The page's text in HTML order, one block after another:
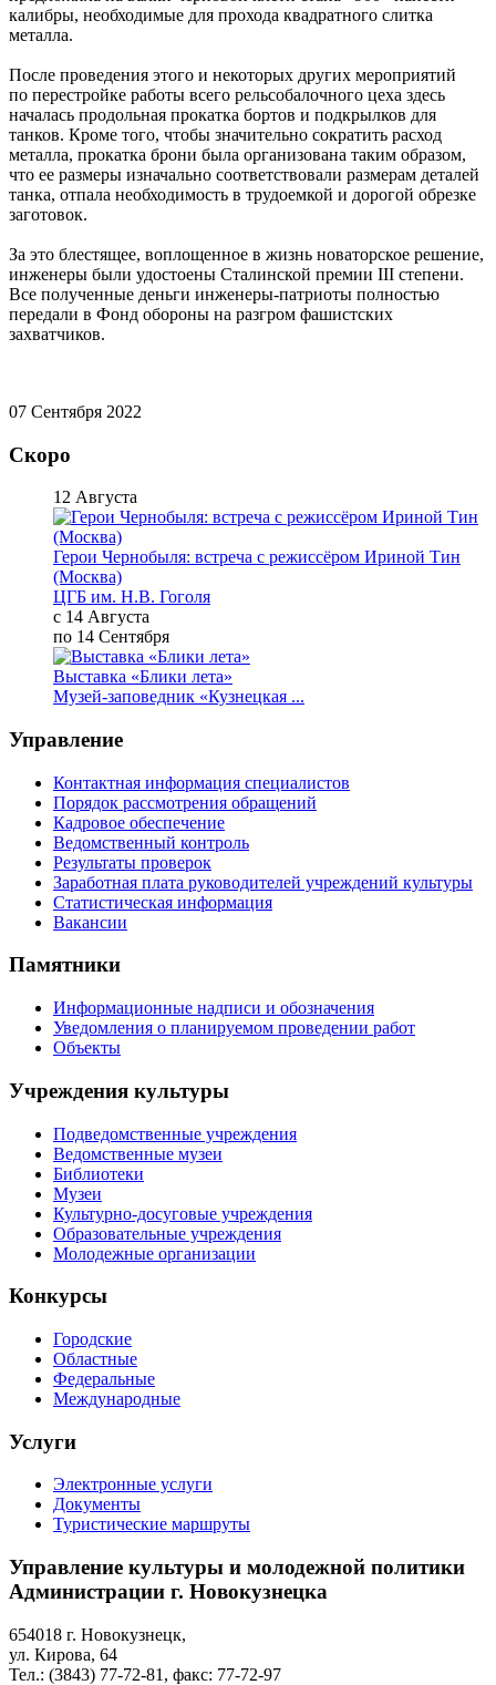
калибры, необходимые для прохода квадратного слитка
металла.
После проведения этого и некоторых других мероприятий
по перестройке работы всего рельсобалочного цеха здесь
началась продольная прокатка бортов и подкрылков для
танков. Кроме того, чтобы значительно сократить расход
металла, прокатка брони была организована таким образом,
что ее размеры изначально соответствовали размерам деталей
танка, отпала необходимость в трудоемкой и дорогой обрезке
заготовок.
За это блестящее, воплощенное в жизнь новаторское решение,
инженеры были удостоены Сталинской премии III степени.
Все полученные деньги инженеры-патриоты полностью
передали в Фонд обороны на разгром фашистских
захватчиков.
07 Сентября 2022
Скоро
12 Августа
Герои Чернобыля: встреча с режиссёром Ириной Тин
(Москва)
ЦГБ им. Н.В. Гоголя
с 14 Августа
по 14 Сентября
Выставка «Блики лета»
Музей-заповедник «Кузнецкая ...
Управление
Контактная информация специалистов
Порядок рассмотрения обращений
Кадровое обеспечение
Ведомственный контроль
Результаты проверок
Заработная плата руководителей учреждений культуры
Статистическая информация
Вакансии
Памятники
Информационные надписи и обозначения
Уведомления о планируемом проведении работ
Объекты
Учреждения культуры
Подведомственные учреждения
Ведомственные музеи
Библиотеки
Музеи
Культурно-досуговые учреждения
Образовательные учреждения
Молодежные организации
Конкурсы
Городские
Областные
Федеральные
Международные
Услуги
Электронные услуги
Документы
Туристические маршруты
Управление культуры и молодежной политики
Администрации г. Новокузнецка
654018 г. Новокузнецк,
ул. Кирова, 64
Тел.: (3843) 77-72-81 , факс: 77-72-97